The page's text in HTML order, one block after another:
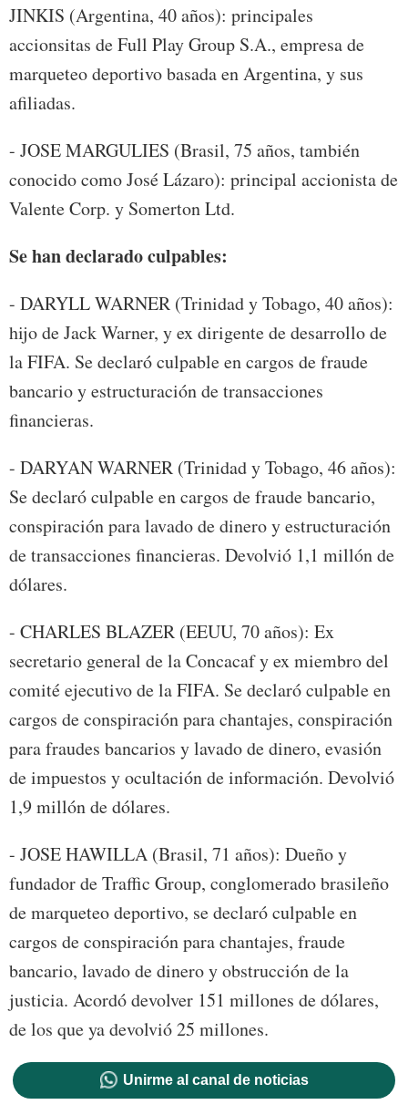
JINKIS (Argentina, 40 años): principales
accionsitas de Full Play Group S.A., empresa de
marqueteo deportivo basada en Argentina, y sus
afiliadas.
- JOSE MARGULIES (Brasil, 75 años, también
conocido como José Lázaro): principal accionista de
Valente Corp. y Somerton Ltd.
Se han declarado culpables:
- DARYLL WARNER (Trinidad y Tobago, 40 años):
hijo de Jack Warner, y ex dirigente de desarrollo de
la FIFA. Se declaró culpable en cargos de fraude
bancario y estructuración de transacciones
financieras.
- DARYAN WARNER (Trinidad y Tobago, 46 años):
Se declaró culpable en cargos de fraude bancario,
conspiración para lavado de dinero y estructuración
de transacciones financieras. Devolvió 1,1 millón de
dólares.
- CHARLES BLAZER (EEUU, 70 años): Ex
secretario general de la Concacaf y ex miembro del
comité ejecutivo de la FIFA. Se declaró culpable en
cargos de conspiración para chantajes, conspiración
para fraudes bancarios y lavado de dinero, evasión
de impuestos y ocultación de información. Devolvió
1,9 millón de dólares.
- JOSE HAWILLA (Brasil, 71 años): Dueño y
fundador de Traffic Group, conglomerado brasileño
de marqueteo deportivo, se declaró culpable en
cargos de conspiración para chantajes, fraude
bancario, lavado de dinero y obstrucción de la
justicia. Acordó devolver 151 millones de dólares,
de los que ya devolvió 25 millones.
Unirme al canal de noticias